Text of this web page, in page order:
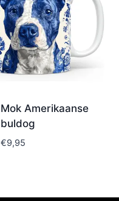
Mok Amerikaanse
buldog
€9,95